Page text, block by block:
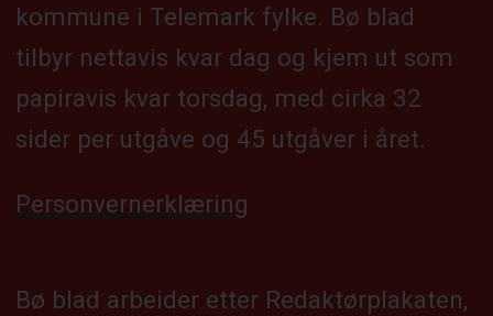
kommune i Telemark fylke. Bø blad
tilbyr nettavis kvar dag og kjem ut som
papiravis kvar torsdag, med cirka 32
sider per utgåve og 45 utgåver i året.
Personvernerklæring
Bø blad arbeider etter Redaktørplakaten,